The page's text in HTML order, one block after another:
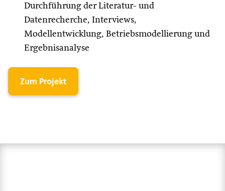
Durchführung der Literatur- und
Datenrecherche, Interviews,
Modellentwicklung, Betriebsmodellierung und
Ergebnisanalyse
Zum Projekt